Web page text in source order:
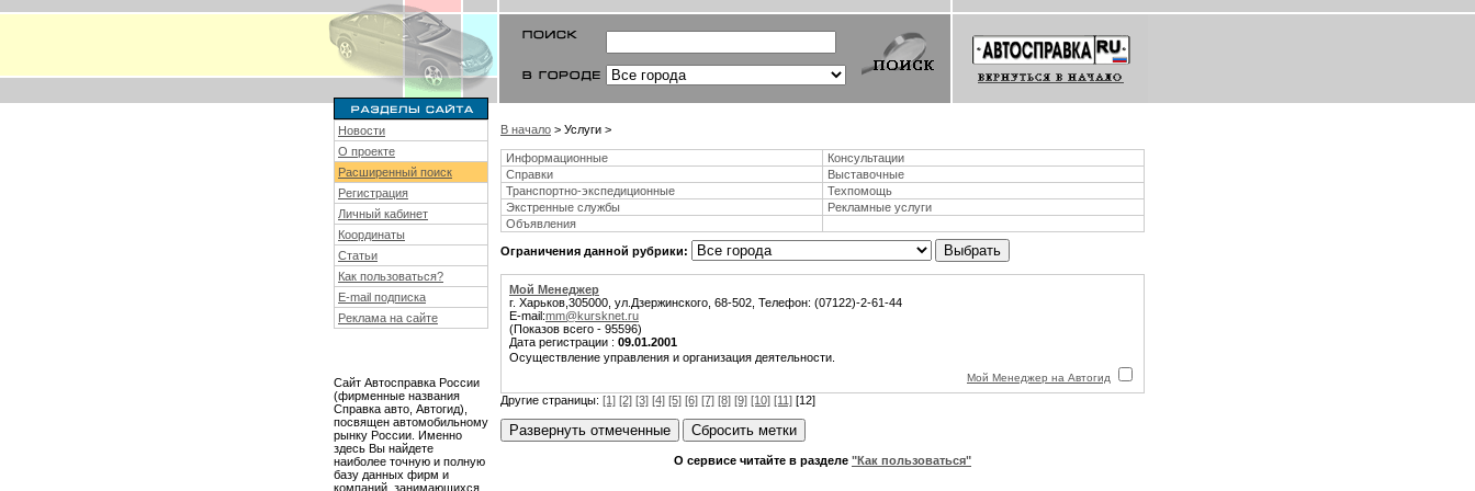
Новости
О проекте
Расширенный поиск
Регистрация
Личный кабинет
Координаты
Статьи
Как пользоваться?
E-mail подписка
Реклама на сайте
Сайт Автосправка России
(фирменные названия
Справка авто, Автогид),
посвящен автомобильному
рынку России. Именно
здесь Вы найдете
наиболее точную и полную
базу данных фирм и
компаний, занимающихся
В начало > Услуги >
Информационные
Консультации
Справки
Выставочные
Транспортно-экспедиционные
Техпомощь
Экстренные службы
Рекламные услуги
Объявления
Ограничения данной рубрики:
Мой Менеджер
г. Харьков,305000, ул.Дзержинского, 68-502, Телефон: (07122)-2-61-44
E-mail:mm@kursknet.ru
(Показов всего - 95596)
Дата регистрации : 09.01.2001
Осуществление управления и организация деятельности.
Мой Менеджер на Автогид
Другие страницы: [1] [2] [3] [4] [5] [6] [7] [8] [9] [10] [11] [12]
О сервисе читайте в разделе "Как пользоваться"